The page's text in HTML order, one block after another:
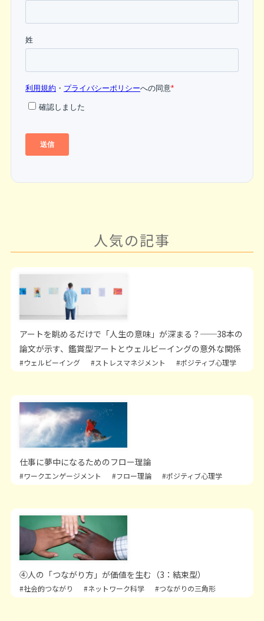
人気の記事
アートを眺めるだけで「人生の意味」が深まる？──38本の
論文が示す、鑑賞型アートとウェルビーイングの意外な関係
#ウェルビーイング #ストレスマネジメント #ポジティブ心理学
仕事に夢中になるためのフロー理論
#ワークエンゲージメント #フロー理論 #ポジティブ心理学
④人の「つながり方」が価値を生む（3：結束型）
#社会的つながり #ネットワーク科学 #つながりの三角形